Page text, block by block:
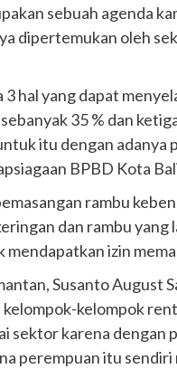
sebuah agenda
dipertemukan oleh
hal yang dapat
35 % dan
itu dengan adanya
BPBD Kota
rambu
dan rambu yang
izin
Susanto August
kelompok
sektor karena dengan
perempuan itu